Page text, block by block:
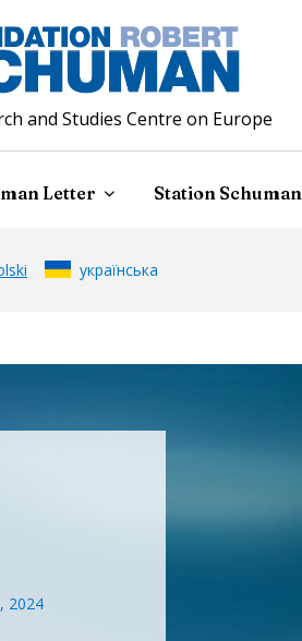
and Studies Centre on Europe
Letter Station Schuman
українська
2024